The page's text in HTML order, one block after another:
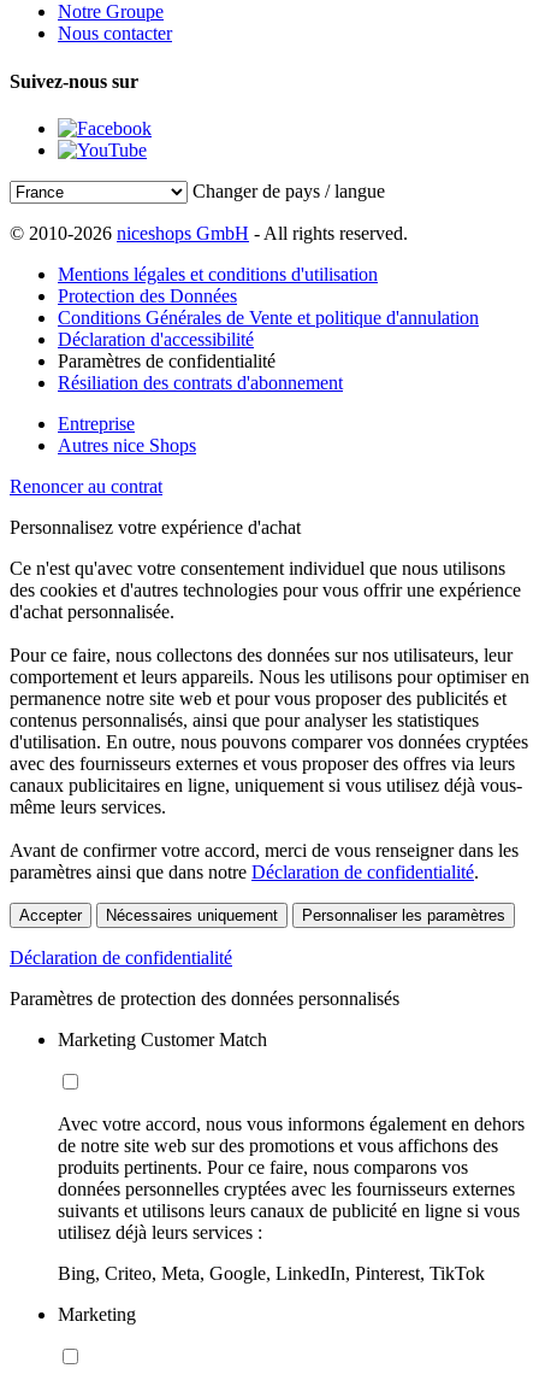
Notre Groupe
Nous contacter
Suivez-nous sur
Changer de pays / langue
© 2010-2026 niceshops GmbH - All rights reserved.
Mentions légales et conditions d'utilisation
Protection des Données
Conditions Générales de Vente et politique d'annulation
Déclaration d'accessibilité
Paramètres de confidentialité
Résiliation des contrats d'abonnement
Entreprise
Autres nice Shops
Renoncer au contrat
Personnalisez votre expérience d'achat
Ce n'est qu'avec votre consentement individuel que nous utilisons
des cookies et d'autres technologies pour vous offrir une expérience
d'achat personnalisée.
Pour ce faire, nous collectons des données sur nos utilisateurs, leur
comportement et leurs appareils. Nous les utilisons pour optimiser en
permanence notre site web et pour vous proposer des publicités et
contenus personnalisés, ainsi que pour analyser les statistiques
d'utilisation. En outre, nous pouvons comparer vos données cryptées
avec des fournisseurs externes et vous proposer des offres via leurs
canaux publicitaires en ligne, uniquement si vous utilisez déjà vous-
même leurs services.
Avant de confirmer votre accord, merci de vous renseigner dans les
paramètres ainsi que dans notre Déclaration de confidentialité.
Accepter Nécessaires uniquement Personnaliser les paramètres
Déclaration de confidentialité
Paramètres de protection des données personnalisés
Marketing Customer Match
Avec votre accord, nous vous informons également en dehors
de notre site web sur des promotions et vous affichons des
produits pertinents. Pour ce faire, nous comparons vos
données personnelles cryptées avec les fournisseurs externes
suivants et utilisons leurs canaux de publicité en ligne si vous
utilisez déjà leurs services :
Bing, Criteo, Meta, Google, LinkedIn, Pinterest, TikTok
Marketing